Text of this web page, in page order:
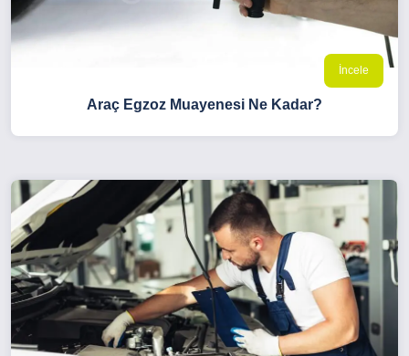
İncele
Araç Egzoz Muayenesi Ne Kadar?